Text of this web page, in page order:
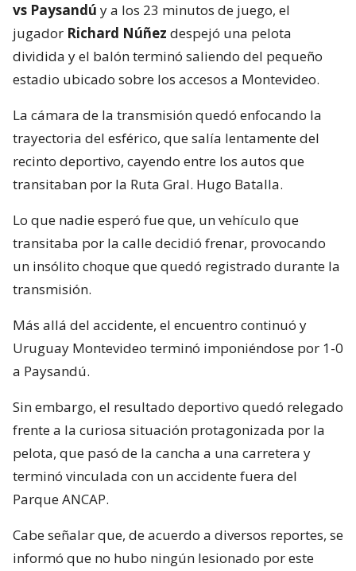
vs Paysandú y a los 23 minutos de juego, el
jugador Richard Núñez despejó una pelota
dividida y el balón terminó saliendo del pequeño
estadio ubicado sobre los accesos a Montevideo.
La cámara de la transmisión quedó enfocando la
trayectoria del esférico, que salía lentamente del
recinto deportivo, cayendo entre los autos que
transitaban por la Ruta Gral. Hugo Batalla.
Lo que nadie esperó fue que, un vehículo que
transitaba por la calle decidió frenar, provocando
un insólito choque que quedó registrado durante la
transmisión.
Más allá del accidente, el encuentro continuó y
Uruguay Montevideo terminó imponiéndose por 1-0
a Paysandú.
Sin embargo, el resultado deportivo quedó relegado
frente a la curiosa situación protagonizada por la
pelota, que pasó de la cancha a una carretera y
terminó vinculada con un accidente fuera del
Parque ANCAP.
Cabe señalar que, de acuerdo a diversos reportes, se
informó que no hubo ningún lesionado por este